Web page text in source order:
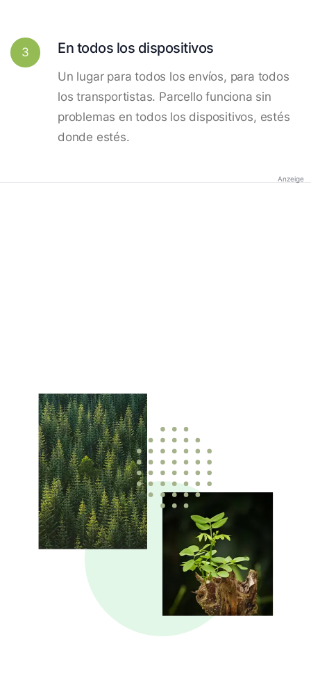
3 En todos los dispositivos
Un lugar para todos los envíos, para todos
los transportistas. Parcello funciona sin
problemas en todos los dispositivos, estés
donde estés.
Anzeige